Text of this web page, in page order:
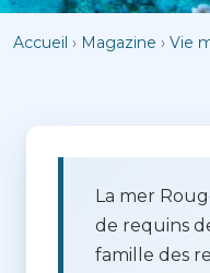
Accueil › Magazine › Vie
La mer
de requins
famille des